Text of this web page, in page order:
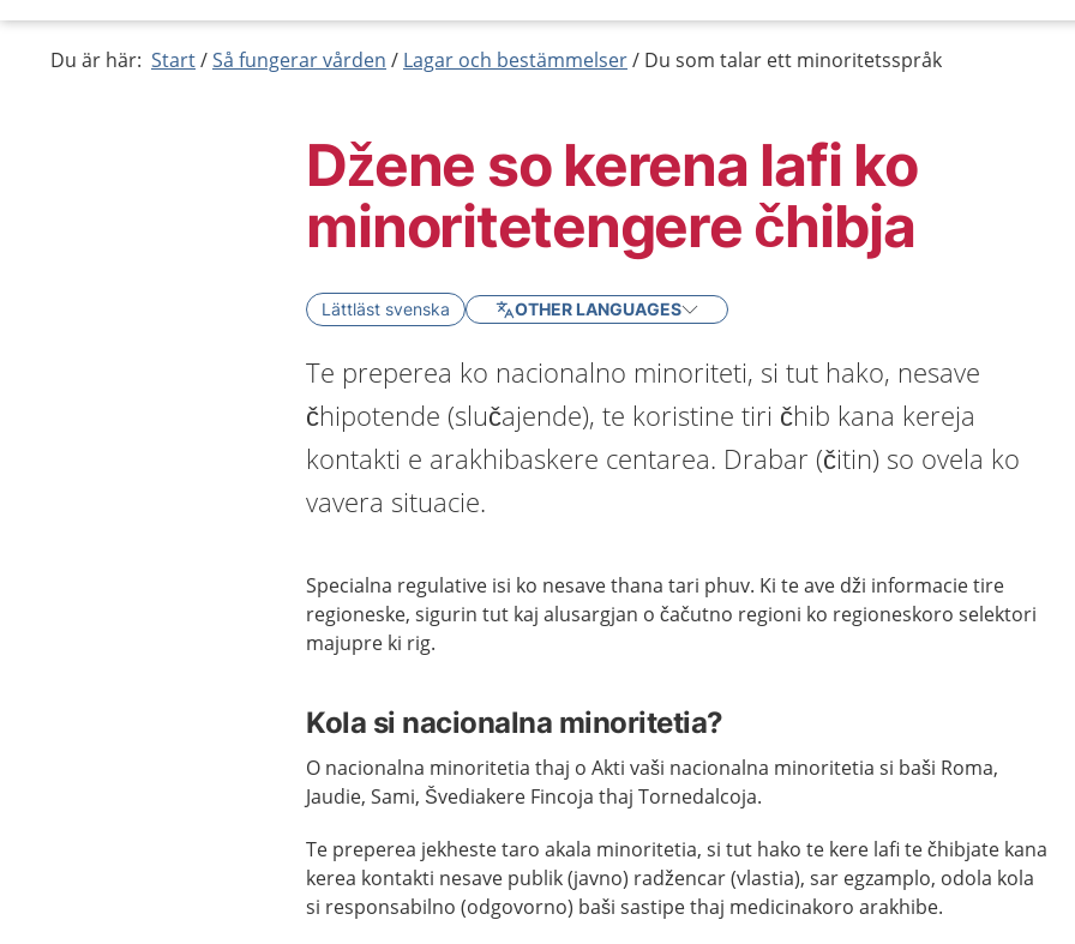
Du är här: Start Så fungerar vården Lagar och bestämmelser Du som talar ett minoritetsspråk
Džene so kerena lafi ko
minoritetengere čhibja
Lättläst svenska OTHER LANGUAGES
Te preperea ko nacionalno minoriteti, si tut hako, nesave
čhipotende (slučajende), te koristine tiri čhib kana kereja
kontakti e arakhibaskere centarea. Drabar (čitin) so ovela ko
vavera situacie.
Specialna regulative isi ko nesave thana tari phuv. Ki te ave dži informacie tire
regioneske, sigurin tut kaj alusargjan o čačutno regioni ko regioneskoro selektori
majupre ki rig.
Kola si nacionalna minoritetia?
O nacionalna minoritetia thaj o Akti vaši nacionalna minoritetia si baši Roma,
Jaudie, Sami, Švediakere Fincoja thaj Tornedalcoja.
Te preperea jekheste taro akala minoritetia, si tut hako te kere lafi te čhibjate kana
kerea kontakti nesave publik (javno) radžencar (vlastia), sar egzamplo, odola kola
si responsabilno (odgovorno) baši sastipe thaj medicinakoro arakhibe.